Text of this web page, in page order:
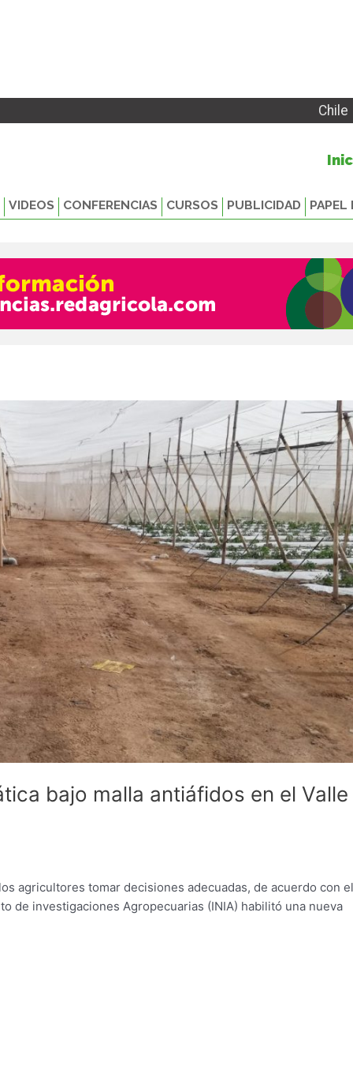
Chile
VIDEOS CONFERENCIAS CURSOS PUBLICIDAD PAPEL
bajo malla antiáfidos en el Valle
agricultores tomar decisiones adecuadas, de acuerdo con el
de investigaciones Agropecuarias (INIA) habilitó una nueva